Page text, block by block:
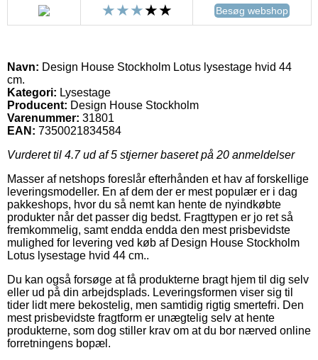
Besøg webshop
Navn: Design House Stockholm Lotus lysestage hvid 44
cm.
Kategori: Lysestage
Producent: Design House Stockholm
Varenummer: 31801
EAN: 7350021834584
Vurderet til 4.7ud af 5 stjerner baseret på 20 anmeldelser
Masser af netshops foreslår efterhånden et hav af forskellige
leveringsmodeller. En af dem der er mest populær er i dag
pakkeshops, hvor du så nemt kan hente de nyindkøbte
produkter når det passer dig bedst. Fragttypen er jo ret så
fremkommelig, samt endda endda den mest prisbevidste
mulighed for levering ved køb af Design House Stockholm
Lotus lysestage hvid 44 cm..
Du kan også forsøge at få produkterne bragt hjem til dig selv
eller ud på din arbejdsplads. Leveringsformen viser sig til
tider lidt mere bekostelig, men samtidig rigtig smertefri. Den
mest prisbevidste fragtform er unægtelig selv at hente
produkterne, som dog stiller krav om at du bor nærved online
forretningens bopæl.